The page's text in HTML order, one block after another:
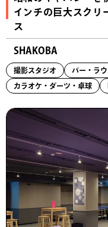
インチの巨大スクリ
ス
SHAKOBA
撮影スタジオ バー・ラ
カラオケ・ダーツ・卓球